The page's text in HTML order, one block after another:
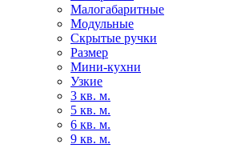
Малогабаритные
Модульные
Скрытые ручки
Размер
Мини-кухни
Узкие
3 кв. м.
5 кв. м.
6 кв. м.
9 кв. м.